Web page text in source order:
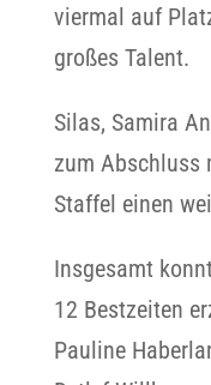
viermal auf
großes Talent.
Silas, Samira
zum Abschluss
Staffel einen
Insgesamt
12 Bestzeiten
Pauline